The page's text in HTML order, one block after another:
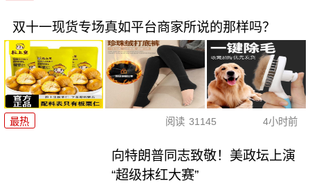
双十一现货专场真如平台商家所说的那样吗？
最热 阅读 31145 4小时前
向特朗普同志致敬！美政坛上演
“超级抹红大赛”